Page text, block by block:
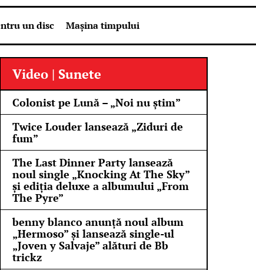
un disc Mașina timpului
Video | Sunete
Colonist pe Lună – „Noi nu știm”
Twice Louder lansează „Ziduri de
fum”
The Last Dinner Party lansează
noul single „Knocking At The Sky”
și ediția deluxe a albumului „From
The Pyre”
benny blanco anunță noul album
„Hermoso” și lansează single-ul
„Joven y Salvaje” alături de Bb
trickz